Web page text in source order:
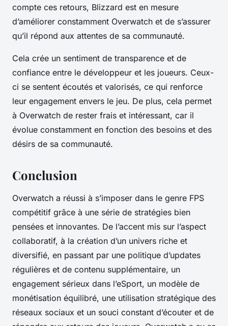
compte ces retours, Blizzard est en mesure
d’améliorer constamment Overwatch et de s’assurer
qu’il répond aux attentes de sa communauté.
Cela crée un sentiment de transparence et de
confiance entre le développeur et les joueurs. Ceux-
ci se sentent écoutés et valorisés, ce qui renforce
leur engagement envers le jeu. De plus, cela permet
à Overwatch de rester frais et intéressant, car il
évolue constamment en fonction des besoins et des
désirs de sa communauté.
Conclusion
Overwatch a réussi à s’imposer dans le genre FPS
compétitif grâce à une série de stratégies bien
pensées et innovantes. De l’accent mis sur l’aspect
collaboratif, à la création d’un univers riche et
diversifié, en passant par une politique d’updates
régulières et de contenu supplémentaire, un
engagement sérieux dans l’eSport, un modèle de
monétisation équilibré, une utilisation stratégique des
réseaux sociaux et un souci constant d’écouter et de